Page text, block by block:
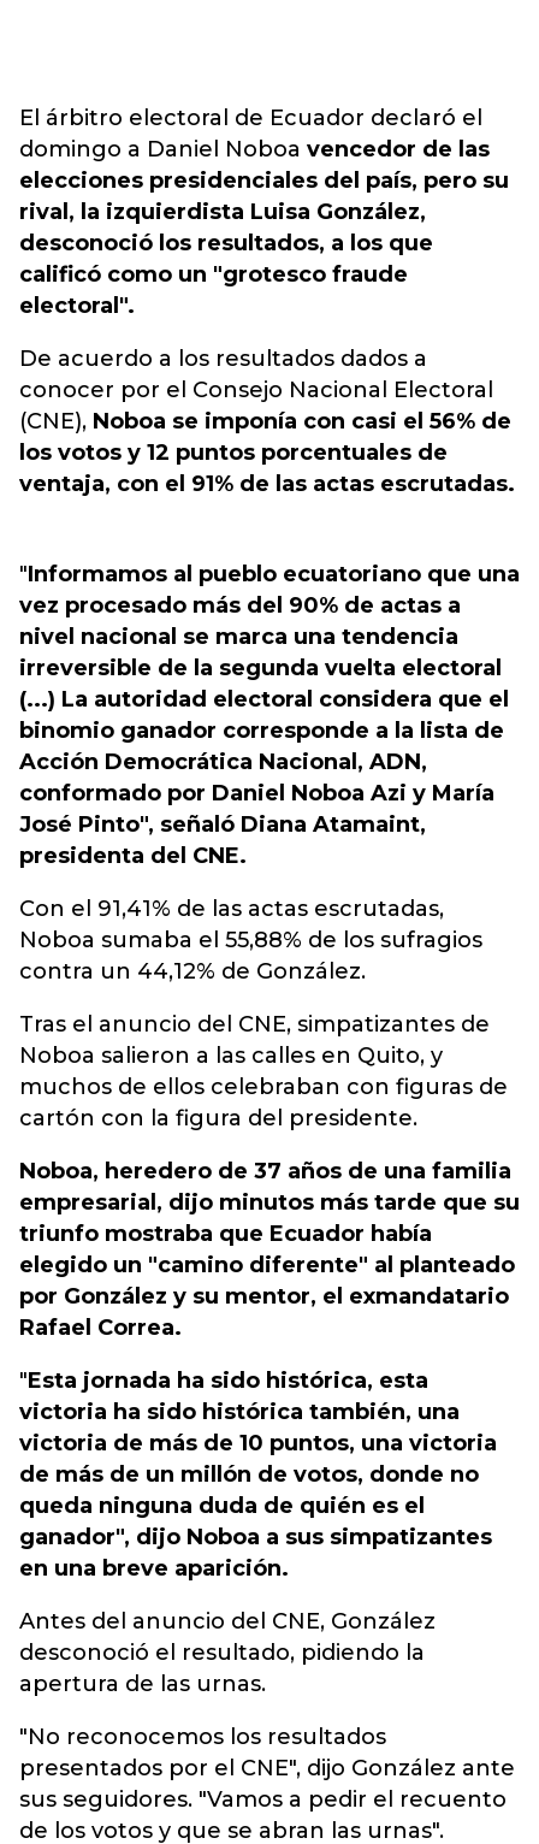
El árbitro electoral de Ecuador declaró el
domingo a Daniel Noboa vencedor de las
elecciones presidenciales del país, pero su
rival, la izquierdista Luisa González,
desconoció los resultados, a los que
calificó como un "grotesco fraude
electoral".
De acuerdo a los resultados dados a
conocer por el Consejo Nacional Electoral
(CNE), Noboa se imponía con casi el 56% de
los votos y 12 puntos porcentuales de
ventaja, con el 91% de las actas escrutadas.
"Informamos al pueblo ecuatoriano que una
vez procesado más del 90% de actas a
nivel nacional se marca una tendencia
irreversible de la segunda vuelta electoral
(...) La autoridad electoral considera que el
binomio ganador corresponde a la lista de
Acción Democrática Nacional, ADN,
conformado por Daniel Noboa Azi y María
José Pinto", señaló Diana Atamaint,
presidenta del CNE.
Con el 91,41% de las actas escrutadas,
Noboa sumaba el 55,88% de los sufragios
contra un 44,12% de González.
Tras el anuncio del CNE, simpatizantes de
Noboa salieron a las calles en Quito, y
muchos de ellos celebraban con figuras de
cartón con la figura del presidente.
Noboa, heredero de 37 años de una familia
empresarial, dijo minutos más tarde que su
triunfo mostraba que Ecuador había
elegido un "camino diferente" al planteado
por González y su mentor, el exmandatario
Rafael Correa.
"Esta jornada ha sido histórica, esta
victoria ha sido histórica también, una
victoria de más de 10 puntos, una victoria
de más de un millón de votos, donde no
queda ninguna duda de quién es el
ganador", dijo Noboa a sus simpatizantes
en una breve aparición.
Antes del anuncio del CNE, González
desconoció el resultado, pidiendo la
apertura de las urnas.
"No reconocemos los resultados
presentados por el CNE", dijo González ante
sus seguidores. "Vamos a pedir el recuento
de los votos y que se abran las urnas".